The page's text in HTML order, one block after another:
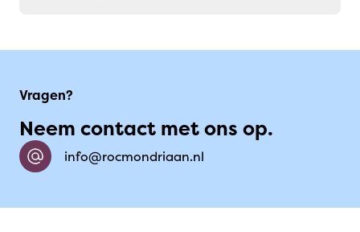
Vragen?
Neem contact met ons op.
info@rocmondriaan.nl